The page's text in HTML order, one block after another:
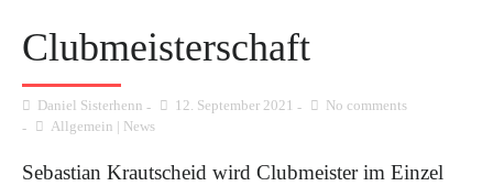
Clubmeisterschaft
Daniel Sisterhenn 12. September 2021
No comments
Allgemein | News
Sebastian Krautscheid wird Clubmeister im Einzel